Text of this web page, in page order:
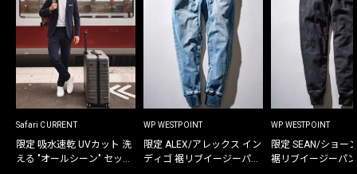
Safari CURRENT
限定 吸水速乾 UVカット 洗
える "オールシーン" セット
WP WESTPOINT
限定 ALEX/アレックス イン
ディゴ 裾リブイージーパン
WP WESTPOINT
限定 SEAN/ショー
裾リブイージーパ